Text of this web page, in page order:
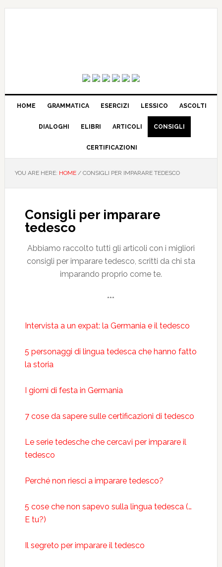
HOME GRAMMATICA ESERCIZI LESSICO ASCOLTI
DIALOGHI ELIBRI ARTICOLI CONSIGLI
CERTIFICAZIONI
YOU ARE HERE: HOME /CONSIGLI PER IMPARARE TEDESCO
Consigli per imparare
tedesco
Abbiamo raccolto tutti gli articoli con i migliori
consigli per imparare tedesco, scritti da chi sta
imparando proprio come te.
***
Intervista a un expat: la Germania e il tedesco
5 personaggi di lingua tedesca che hanno fatto
la storia
I giorni di festa in Germania
7 cose da sapere sulle certificazioni di tedesco
Le serie tedesche che cercavi per imparare il
tedesco
Perché non riesci a imparare tedesco?
5 cose che non sapevo sulla lingua tedesca (…
E tu?)
Il segreto per imparare il tedesco